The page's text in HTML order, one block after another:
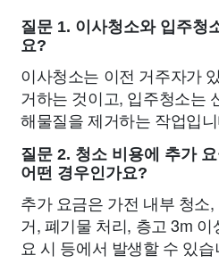
질문 1. 이사청소와 입주청
요?
이사청소는 이전 거주자가
거하는 것이고, 입주청소는
해물질을 제거하는 작업입
질문 2. 청소 비용에 추가
어떤 경우인가요?
추가 요금은 가전 내부 청소
거, 폐기물 처리, 층고 3m
요 시 등에서 발생할 수 있습